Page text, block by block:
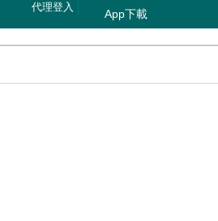
App下載
代理登入